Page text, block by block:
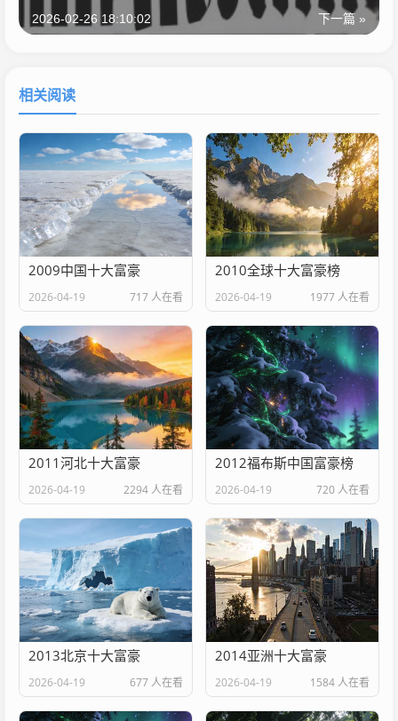
下一篇 »
2026-02-26 18:10:02
相关阅读
2009中国十大富豪
2026-04-19 717 人在看
2010全球十大富豪榜
2026-04-19 1977 人在看
2011河北十大富豪
2026-04-19 2294 人在看
2012福布斯中国富豪榜
2026-04-19 720 人在看
2013北京十大富豪
2026-04-19 677 人在看
2014亚洲十大富豪
2026-04-19 1584 人在看